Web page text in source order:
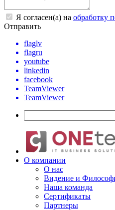
Я согласен(а) на обработку
Отправить
flaglv
flagru
youtube
linkedin
facebook
TeamViewer
TeamViewer
О компании
О нас
Видение и
Наша команда
Сертификаты
Партнеры